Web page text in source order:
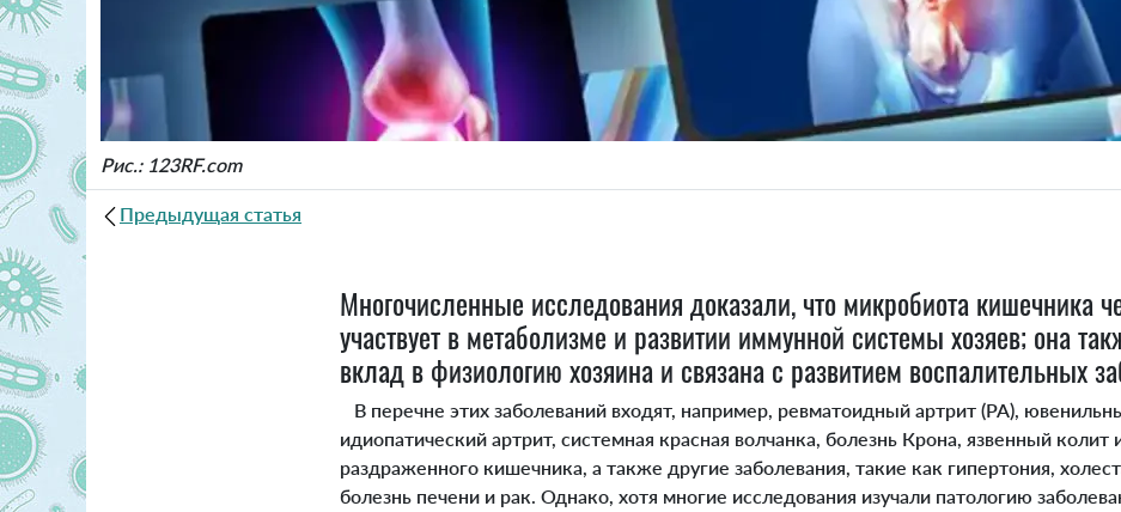
Рис.: 123RF.com
Предыдущая статья
Многочисленные исследования доказали, что микробиота кишечника
участвует в метаболизме и развитии иммунной системы хозяев; она
вклад в физиологию хозяина и связана с развитием воспалительных
В перечне этих заболеваний входят, например, ревматоидный артрит (РА),
идиопатический артрит, системная красная волчанка, болезнь Крона, язвенный колит
раздраженного кишечника, а также другие заболевания, такие как гипертония,
болезнь печени и рак. Однако, хотя многие исследования изучали патологию